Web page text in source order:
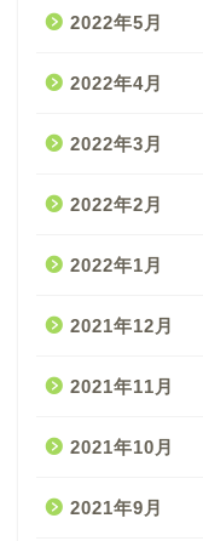
2022年5月
2022年4月
2022年3月
2022年2月
2022年1月
2021年12月
2021年11月
2021年10月
2021年9月